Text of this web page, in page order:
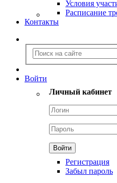
Условия
Расписание
Контакты
Войти
Личный кабинет
Регистрация
Забыл пароль